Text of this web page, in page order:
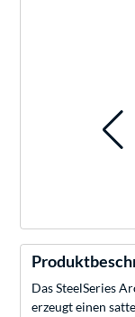
Das SteelSeries
erzeugt einen